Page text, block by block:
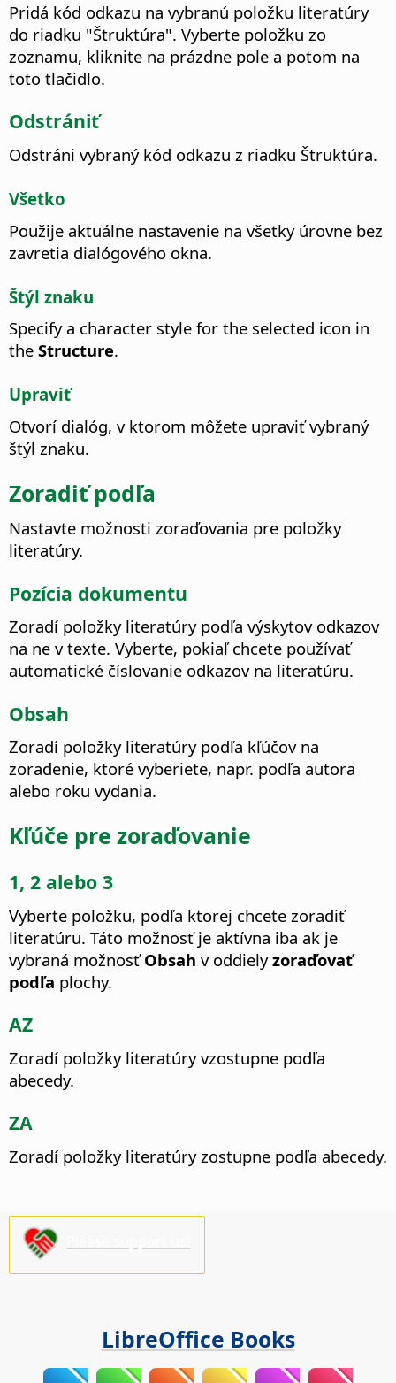
Pridá kód odkazu na vybranú položku literatúry
do riadku "Štruktúra". Vyberte položku zo
zoznamu, kliknite na prázdne pole a potom na
toto tlačidlo.
Odstrániť
Odstráni vybraný kód odkazu z riadku Štruktúra.
Všetko
Použije aktuálne nastavenie na všetky úrovne bez
zavretia dialógového okna.
Štýl znaku
Specify a character style for the selected icon in
the Structure.
Upraviť
Otvorí dialóg, v ktorom môžete upraviť vybraný
štýl znaku.
Zoradiť podľa
Nastavte možnosti zoraďovania pre položky
literatúry.
Pozícia dokumentu
Zoradí položky literatúry podľa výskytov odkazov
na ne v texte. Vyberte, pokiaľ chcete používať
automatické číslovanie odkazov na literatúru.
Obsah
Zoradí položky literatúry podľa kľúčov na
zoradenie, ktoré vyberiete, napr. podľa autora
alebo roku vydania.
Kľúče pre zoraďovanie
1, 2 alebo 3
Vyberte položku, podľa ktorej chcete zoradiť
literatúru. Táto možnosť je aktívna iba ak je
vybraná možnosťObsah v oddielyzoraďovať
podľa plochy.
AZ
Zoradí položky literatúry vzostupne podľa
abecedy.
ZA
Zoradí položky literatúry zostupne podľa abecedy.
LibreOffice Books